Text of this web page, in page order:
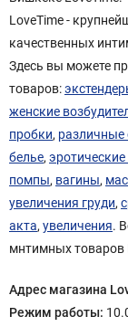
LoveTime -
качественных
Здесь вы можете
товаров:
женские
пробки, различные
белье,
помпы, вагины,
увеличения груди,
акта, увеличения.
мнтимных товаров
Адрес магазина
Режим работы: